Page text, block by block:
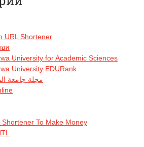
URL Shortener
ล
University for Academic Sciences
University EDURank
مجلة جامعة
Shortener To Make Money